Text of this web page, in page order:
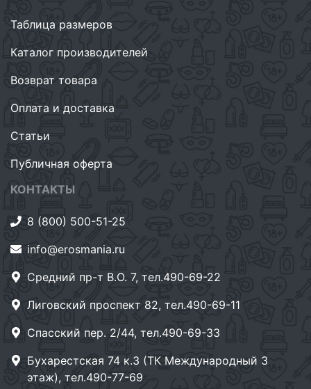
Таблица размеров
Каталог производителей
Возврат товара
Оплата и доставка
Статьи
Публичная оферта
КОНТАКТЫ
8 (800) 500-51-25
info@erosmania.ru
Средний пр-т В.О. 7, тел.490-69-22
Лиговский проспект 82, тел.490-69-11
Спасский пер. 2/44, тел.490-69-33
Бухарестская 74 к.3 (ТК Международный 3
этаж), тел.490-77-69